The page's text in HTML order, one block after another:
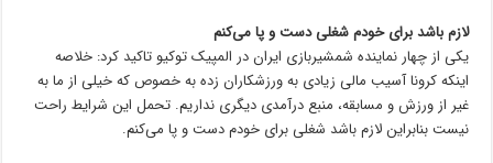
لازم باشد برای خودم شغلی دست و پا می‌کنم
یکی از چهار نماینده شمشیربازی ایران در المپیک توکیو تاکید کرد: خلاصه
اینکه کرونا آسیب مالی زیادی به ورزشکاران زده به خصوص که خیلی از ما به
غیر از ورزش و مسابقه، منبع درآمدی دیگری نداریم. تحمل این شرایط راحت
نیست بنابراین لازم باشد شغلی برای خودم دست و پا می‌کنم.